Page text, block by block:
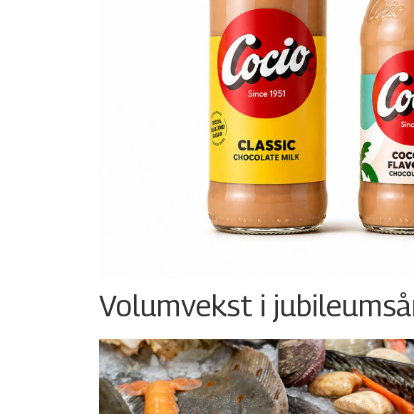
Volumvekst i